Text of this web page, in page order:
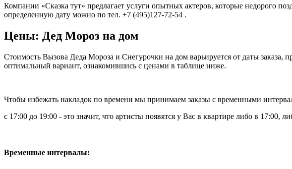
Компании «Сказка тут» предлагает услуги опытных актеров, которые недорого
определенную дату можно по тел. +7 (495)127-72-54 .
Цены: Дед Мороз на дом
Стоимость Вызова Деда Мороза и Снегурочки на дом варьируется от даты
оптимальный вариант, ознакомившись с ценами в таблице ниже.
Чтобы избежать накладок по времени мы принимаем заказы с временными
с 17:00 до 19:00 - это значит, что артисты появятся у Вас в квартире либо в 17:00,
Временные интервалы: